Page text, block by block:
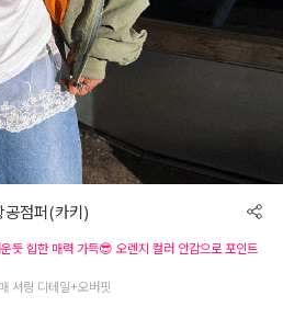
점퍼(카키)
듯 힙한 매력 가득😎 오렌지 컬러 안감으로 포인트
셔링 디테일+오버핏